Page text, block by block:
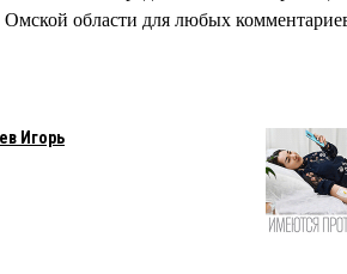
области для любых
Игорь